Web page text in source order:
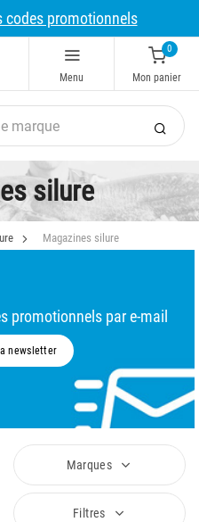
codes promotionnels
Menu
0
Mon panier
silure
Magazines silure
promotionnels par e-mail
newsletter
Marques
Filtres